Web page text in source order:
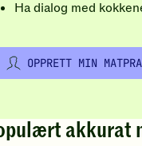
Ha dialog med
OPPRETT MIN
akkurat